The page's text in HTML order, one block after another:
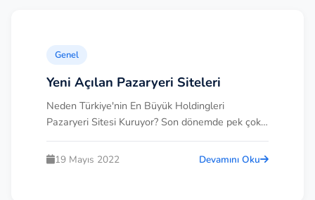
Genel
Yeni Açılan Pazaryeri Siteleri
Neden Türkiye'nin En Büyük Holdingleri
Pazaryeri Sitesi Kuruyor? Son dönemde pek çok
büyük...
19 Mayıs 2022 Devamını Oku